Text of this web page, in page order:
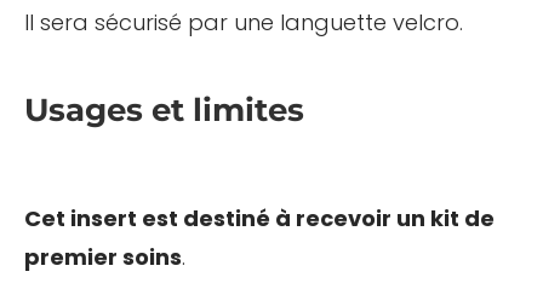
Il sera sécurisé par une languette velcro.
Usages et limites
Cet insert est destiné à recevoir un kit de
premier soins.